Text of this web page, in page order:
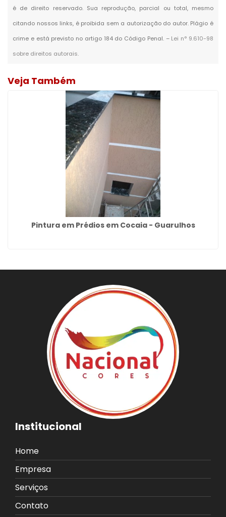
é de direito reservado. Sua reprodução, parcial ou total, mesmo
citando nossos links, é proibida sem a autorização do autor. Plágio é
crime e está previsto no artigo 184 do Código Penal. – Lei n° 9.610-98
sobre direitos autorais.
Veja Também
Pintura em Prédios em Cocaia - Guarulhos
Institucional
Home
Empresa
Serviços
Contato